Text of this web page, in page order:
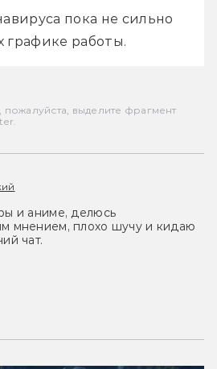
пока не сильно
графике работы.
выделите фрагмент
и аниме, делюсь
мнением, плохо шучу и кидаю
чат.